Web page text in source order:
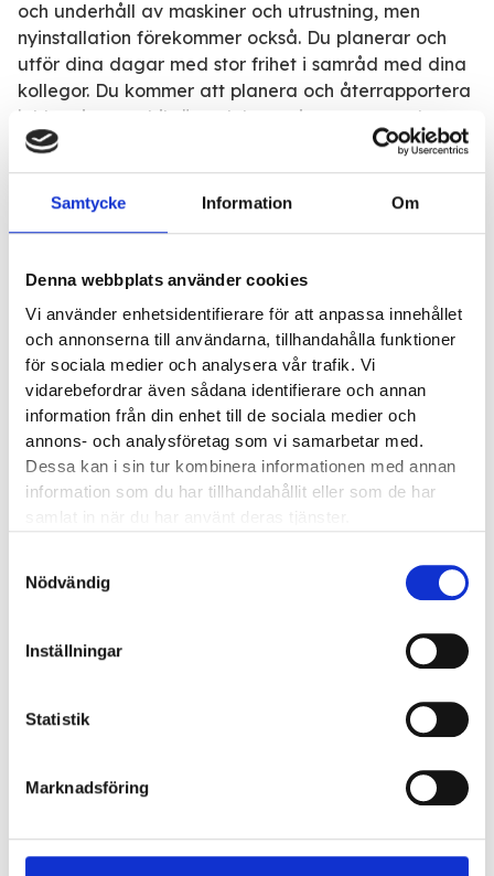
Samtycke Information Om
Denna webbplats använder cookies
Vi använder enhetsidentifierare för att anpassa innehållet
och annonserna till användarna, tillhandahålla funktioner
för sociala medier och analysera vår trafik. Vi
vidarebefordrar även sådana identifierare och annan
information från din enhet till de sociala medier och
annons- och analysföretag som vi samarbetar med.
Dessa kan i sin tur kombinera informationen med annan
information som du har tillhandahållit eller som de har
Nödvändig
Inställningar
Statistik
Marknadsföring
och underhåll av maskiner och utrustning, men
nyinstallation förekommer också. Du planerar och
utför dina dagar med stor frihet i samråd med dina
kollegor. Du kommer att planera och återrapportera
jobben i ett mobilt ärendehanteringssystem och
sköta beställning av de reservdelar som kan bli
aktuella för respektive jobb. Med utgångspunkt från
hemmet arbetar Du över hela Skaraborg.
Kvalifikationer
och vilja att lära nya saker. El eller kylutbildning är
ett meriterande. Nära relation till kunderna kräver
stort servicetänkande och god initiativförmåga. Om
Du dessutom är en utåtriktad och strukturerad
person med gott ordningssinne passar Du perfekt
hos oss. B-körkort och datorvana fordras.
Mer information
Tjänsten avser heltids tillsvidareanställning.
Ytterligare information om företaget hittar du på
ställas till Niklas Larsson, niklas@glaj.se 0500-77 60
Vi vill ha Din ansökan senast 1 oktober via e-post till:
Niklas af Kleen